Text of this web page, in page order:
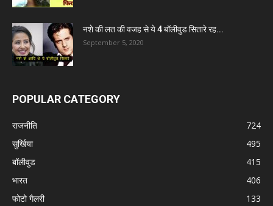
नशे की लत की वजह से ये 4 बॉलीवुड सितारे रह...
September 5, 2020
POPULAR CATEGORY
राजनीति
724
सुर्खिया
495
बॉलीवुड
415
भारत
406
फोटो गैलरी
133